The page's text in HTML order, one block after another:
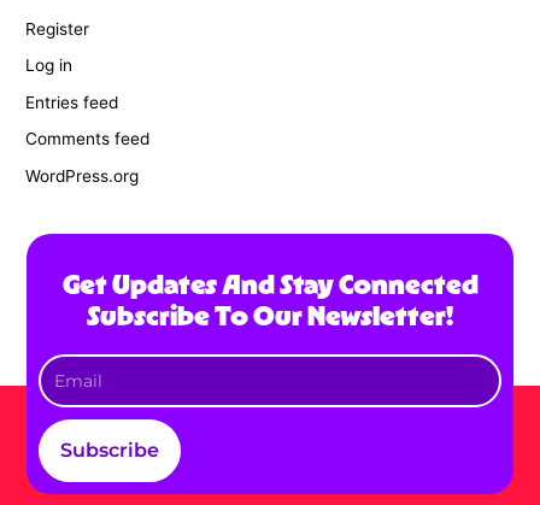
Register
Log in
Entries feed
Comments feed
WordPress.org
Get Updates And Stay Connected
Subscribe To Our Newsletter!
Subscribe